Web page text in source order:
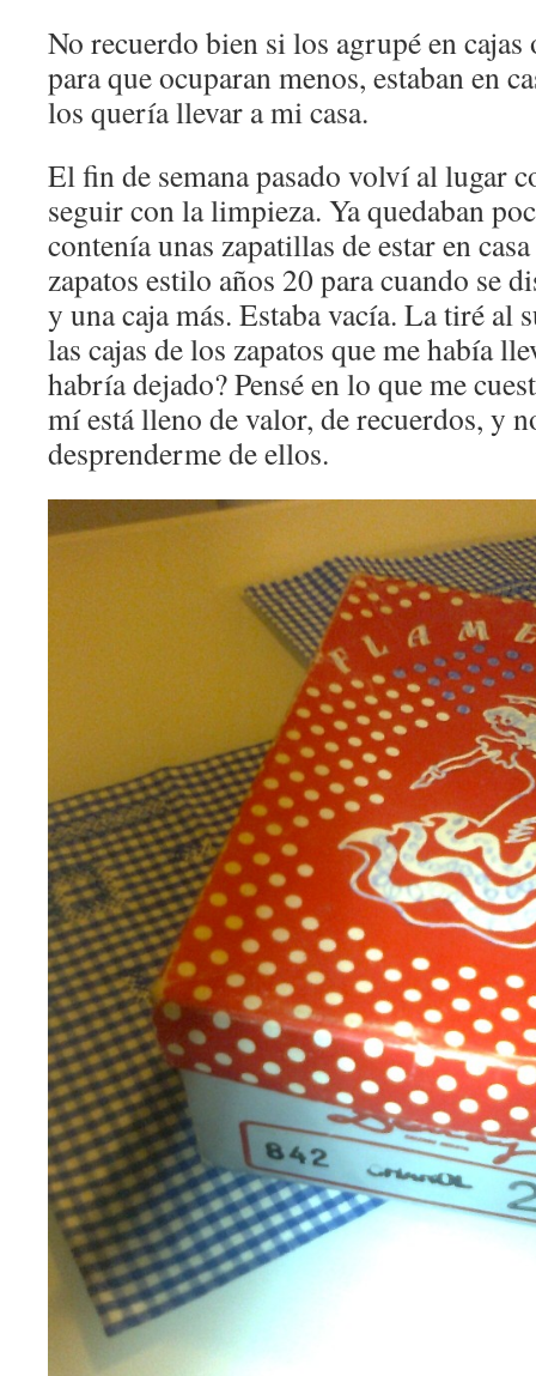
No recuerdo bien si los agrupé en cajas
para que ocuparan menos, estaban en
los quería llevar a mi casa.
El fin de semana pasado volví al lugar
seguir con la limpieza. Ya quedaban
contenía unas zapatillas de estar en
zapatos estilo años 20 para cuando se
y una caja más. Estaba vacía. La tiré al
las cajas de los zapatos que me había
habría dejado? Pensé en lo que me
mí está lleno de valor, de recuerdos, y
desprenderme de ellos.